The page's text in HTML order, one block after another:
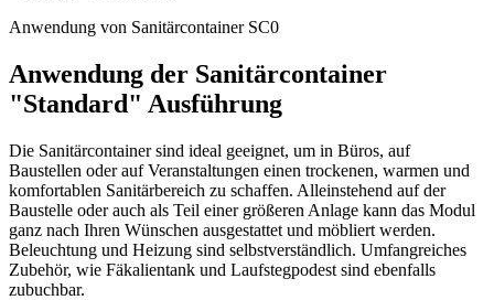
Anwendung von Sanitärcontainer SC0
Anwendung der Sanitärcontainer
"Standard" Ausführung
Die Sanitärcontainer sind ideal geeignet, um in Büros, auf
Baustellen oder auf Veranstaltungen einen trockenen, warmen und
komfortablen Sanitärbereich zu schaffen. Alleinstehend auf der
Baustelle oder auch als Teil einer größeren Anlage kann das Modul
ganz nach Ihren Wünschen ausgestattet und möbliert werden.
Beleuchtung und Heizung sind selbstverständlich. Umfangreiches
Zubehör, wie Fäkalientank und Laufstegpodest sind ebenfalls
zubuchbar.